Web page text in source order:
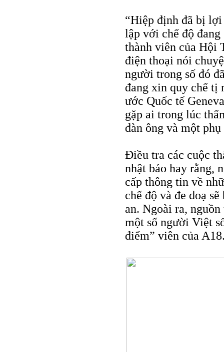
“Hiệp định đã bị
lập với chế độ
thành viên của Hội
điện thoại nói
người trong số đó
đang xin quy chế tị
ước Quốc tế
gặp ai trong lúc
đàn ông và một
Điều tra các cuộc
nhật báo hay rằng,
cấp thông tin về
chế độ và đe doạ
an. Ngoài ra,
một số người Việt
điểm” viên của